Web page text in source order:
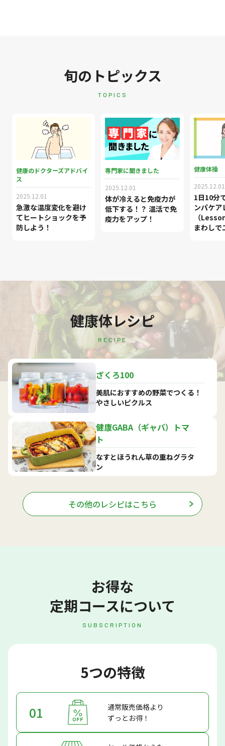
旬のトピックス
TOPICS
健康のドクターズアドバイ
ス
2025.12.01
急激な温度変化を避け
てヒートショックを予
防しよう！
専門家に聞きました
2025.12.01
体が冷えると免疫力が
低下する！？ 温活で免
疫力をアップ！
健康体操
2025.12.01
1日10分
ンパケア
（
まわしで
健康体レシピ
RECIPE
ざくろ100
美肌におすすめの野菜でつくる！
やさしいピクルス
健康GABA（ギャバ）トマ
ト
なすとほうれん草の重ねグラタ
ン
その他のレシピはこちら
お得な
定期コースについて
SUBSCRIPTION
5つの特徴
01
通常販売価格より
ずっとお得！